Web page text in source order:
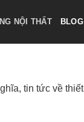
NỘI THẤT BLOG
tin tức về